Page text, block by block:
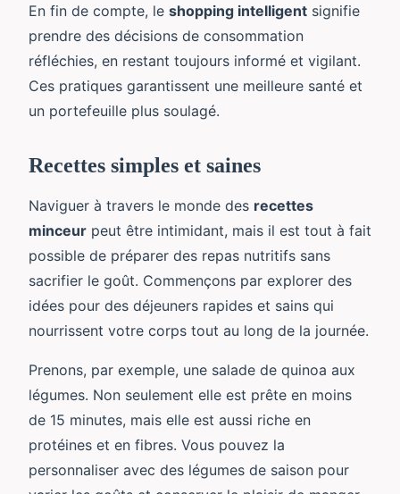
En fin de compte, le shopping intelligent signifie
prendre des décisions de consommation
réfléchies, en restant toujours informé et vigilant.
Ces pratiques garantissent une meilleure santé et
un portefeuille plus soulagé.
Recettes simples et saines
Naviguer à travers le monde des recettes
minceur peut être intimidant, mais il est tout à fait
possible de préparer des repas nutritifs sans
sacrifier le goût. Commençons par explorer des
idées pour des déjeuners rapides et sains qui
nourrissent votre corps tout au long de la journée.
Prenons, par exemple, une salade de quinoa aux
légumes. Non seulement elle est prête en moins
de 15 minutes, mais elle est aussi riche en
protéines et en fibres. Vous pouvez la
personnaliser avec des légumes de saison pour